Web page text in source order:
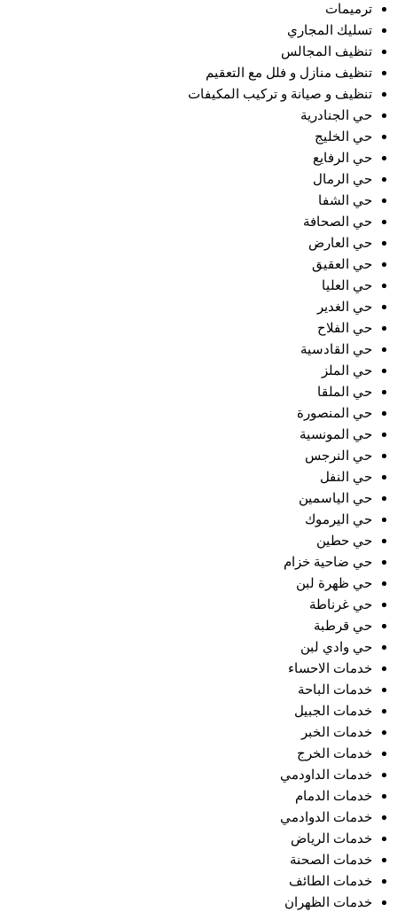
ترميمات
تسليك المجاري
تنظيف المجالس
تنظيف منازل و فلل مع التعقيم
تنظيف و صيانة و تركيب المكيفات
حي الجنادرية
حي الخليج
حي الرفايع
حي الرمال
حي الشفا
حي الصحافة
حي العارض
حي العقيق
حي العليا
حي الغدير
حي الفلاح
حي القادسية
حي الملز
حي الملقا
حي المنصورة
حي المونسية
حي النرجس
حي النفل
حي الياسمين
حي اليرموك
حي حطين
حي ضاحية خزام
حي ظهرة لبن
حي غرناطة
حي قرطبة
حي وادي لبن
خدمات الاحساء
خدمات الباحة
خدمات الجبيل
خدمات الخبر
خدمات الخرج
خدمات الداودمي
خدمات الدمام
خدمات الدوادمي
خدمات الرياض
خدمات الصحنة
خدمات الطائف
خدمات الظهران